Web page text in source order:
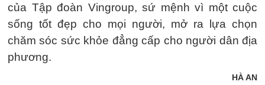
của Tập đoàn Vingroup, sứ mệnh vì một cuộc
sống tốt đẹp cho mọi người, mở ra lựa chọn
chăm sóc sức khỏe đẳng cấp cho người dân địa
phương.
HÀ AN